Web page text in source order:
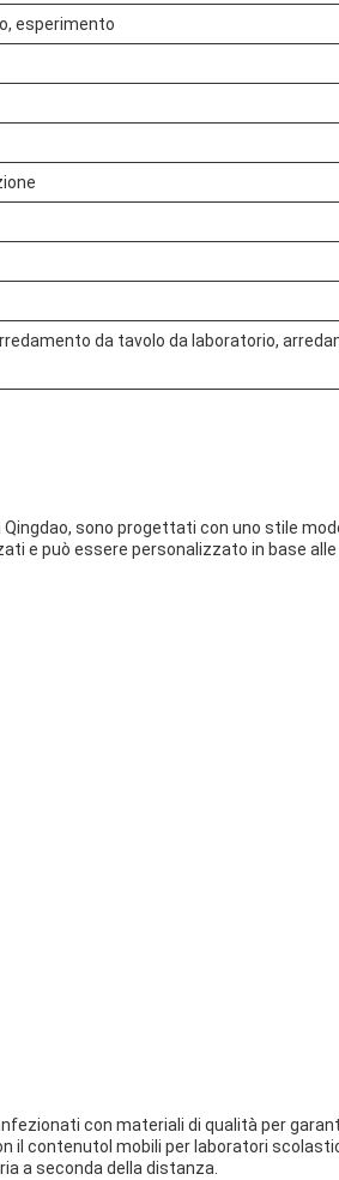
esperimento
da tavolo da laboratorio,
sono progettati con uno stile
e può essere personalizzato in base alle
con materiali di qualità per
contenutoI mobili per laboratori
a seconda della distanza.